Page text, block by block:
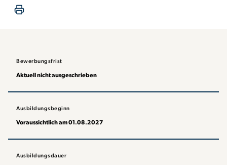
Bewerbungsfrist
Aktuell nicht ausgeschrieben
Ausbildungsbeginn
Voraussichtlich am 01.08.2027
Ausbildungsdauer